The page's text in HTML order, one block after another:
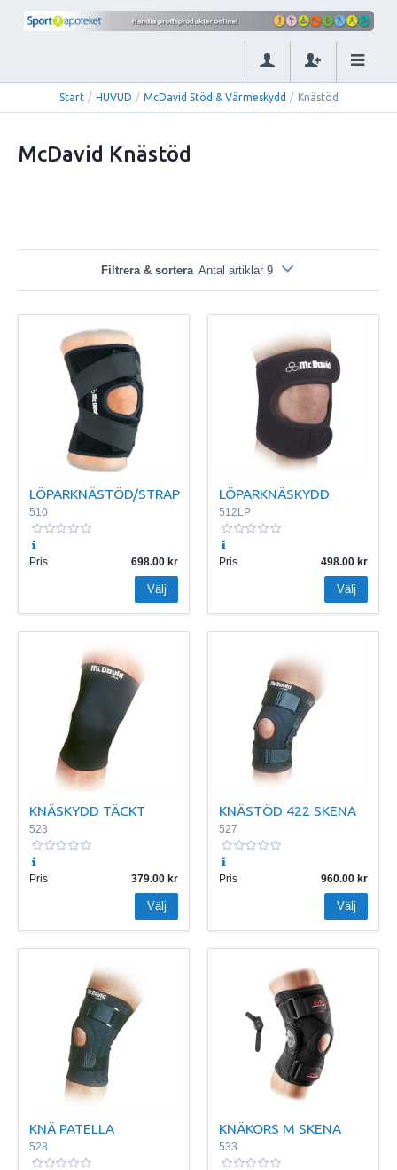
Start / HUVUD / McDavid Stöd & Värmeskydd / Knästöd
McDavid Knästöd
Filtrera & sortera Antal artiklar 9
LÖPARKNÄSTÖD/STRAP
510
Pris 698.00
Välj
LÖPARKNÄSKYDD
512LP
Pris 498.00
Välj
KNÄSKYDD TÄCKT
523
Pris 379.00
Välj
KNÄSTÖD 422 SKENA
527
Pris 960.00
Välj
KNÄ PATELLA
528
KNÄKORS M SKENA
533